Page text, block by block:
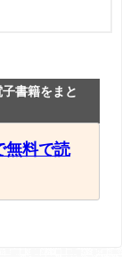
書籍をまと
料で読